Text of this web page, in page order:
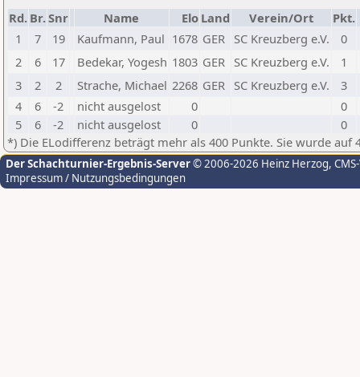
Rd. Br.Snr Name Elo Land Verein/Ort
Pkt.
1
7 19 Kaufmann, Paul 1678 GER SC Kreuzberg e.V.
0
2
6 17 Bedekar, Yogesh 1803 GER SC Kreuzberg e.V.
1
3
2 2 Strache, Michael 2268 GER SC Kreuzberg e.V.
3
4
6 -2 nicht ausgelost 0
0
5
6 -2 nicht ausgelost 0
0
*) Die ELodifferenz beträgt mehr als 400 Punkte. Sie wurde auf
Der Schachturnier-Ergebnis-Server© 2006-2026 Heinz Herzog,
Impressum / Nutzungsbedingungen